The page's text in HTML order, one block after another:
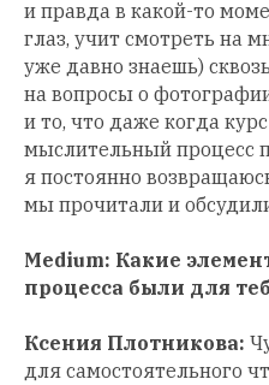
и правда в какой-то
глаз, учит смотреть на
уже давно знаешь)
на вопросы о
и то, что даже когда
мыслительный процесс
я постоянно
мы прочитали и
Medium: Какие
процесса были для
Ксения Плотникова:
для самостоятельного